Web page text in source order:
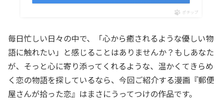
ポチップ
毎日忙しい日々の中で、「心から癒されるような優しい物
語に触れたい」と感じることはありませんか？もしあなた
が、そっと心に寄り添ってくれるような、温かくてきらめ
く恋の物語を探しているなら、今回ご紹介する漫画『郵便
屋さんが拾った恋』はまさにうってつけの作品です。